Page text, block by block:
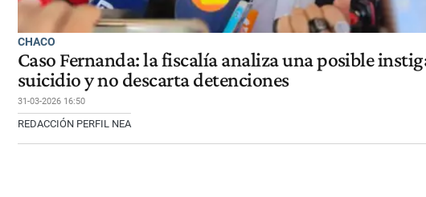
CHACO
Caso Fernanda: la fiscalía analiza una posible
suicidio y no descarta detenciones
31-03-2026 16:50
REDACCIÓN PERFIL NEA